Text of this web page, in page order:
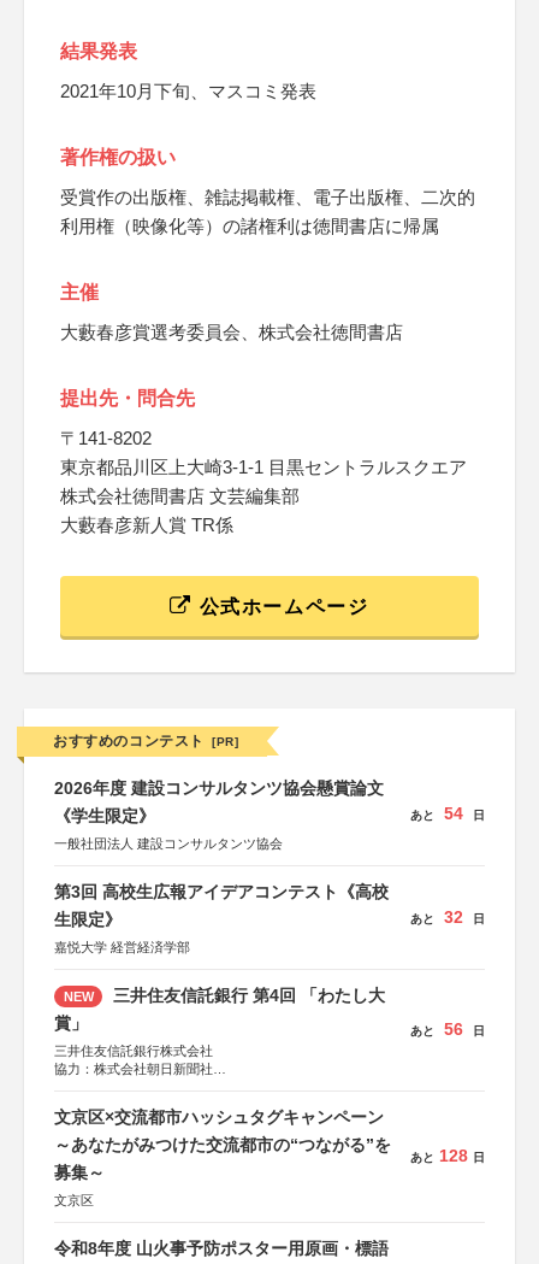
結果発表
2021年10月下旬、マスコミ発表
著作権の扱い
受賞作の出版権、雑誌掲載権、電子出版権、二次的
利用権（映像化等）の諸権利は徳間書店に帰属
主催
大藪春彦賞選考委員会、株式会社徳間書店
提出先・問合先
〒141-8202
東京都品川区上大崎3‐1‐1 目黒セントラルスクエア
株式会社徳間書店 文芸編集部
大藪春彦新人賞 TR係
公式ホームページ
おすすめのコンテスト [PR]
2026年度 建設コンサルタンツ協会懸賞論文
《学生限定》
一般社団法人 建設コンサルタンツ協会
あと 54 日
第3回 高校生広報アイデアコンテスト《高校
生限定》
嘉悦大学 経営経済学部
あと 32 日
NEW
三井住友信託銀行 第4回 「わたし大
賞」
三井住友信託銀行株式会社
協力：株式会社朝日新聞社
あと 56 日
文京区×交流都市ハッシュタグキャンペーン
～あなたがみつけた交流都市の“つながる”を
募集～
文京区
あと 128 日
令和8年度 山火事予防ポスター用原画・標語